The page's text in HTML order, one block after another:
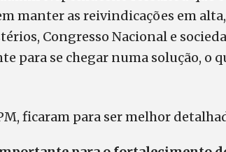
manter as reivindicações em
Congresso Nacional e
para se chegar numa solução, o
ficaram para ser melhor